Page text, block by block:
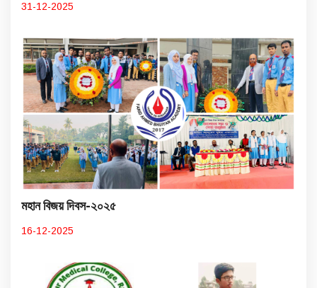
31-12-2025
মহান বিজয় দিবস-২০২৫
16-12-2025